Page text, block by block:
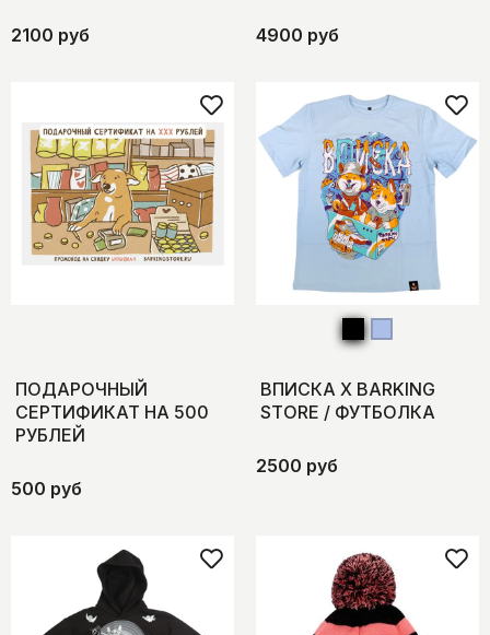
2100 руб 4900 руб
ПОДАРОЧНЫЙ
СЕРТИФИКАТ НА 500
РУБЛЕЙ
500 руб
ВПИСКА X BARKING
STORE / ФУТБОЛКА
2500 руб